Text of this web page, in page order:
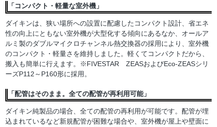
「コンパクト・軽量な室外機」
ダイキンは、狭い場所への設置に配慮したコンパクト設計、省エネ
性の向上にともない室外機が大型化する傾向にあるなか、オールア
ルミ製のダブルマイクロチャンネル熱交換器の採用により、室外機
のコンパクト・軽量さを維持しました。軽くてコンパクトだから、
搬入も簡単に行えます。※FIVESTAR ZEASおよびEco-ZEASシリ
ーズP112～P160形に採用。
「配管はそのまま。全ての配管が再利用可能」
ダイキン純製品の場合、全ての配管の再利用が可能です。配管が埋
込まれているなど新規配管が困難な場合や、室外機が屋上や壁面に